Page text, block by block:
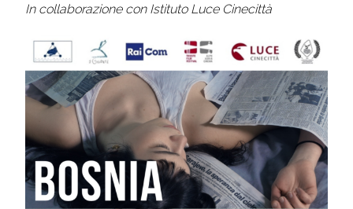
In collaborazione con Istituto Luce Cinecittà